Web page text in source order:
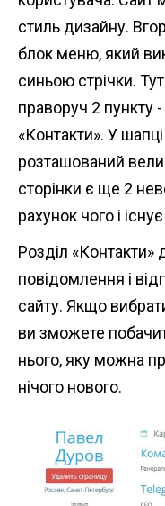
стиль дизайну.
блок меню, який
синьою стрічки.
праворуч 2 пункту -
«Контакти». У
розташований
сторінки є ще 2
рахунок чого і
Розділ «Контакти»
повідомлення і
сайту. Якщо
ви зможете
нього, яку можна
нічого нового.